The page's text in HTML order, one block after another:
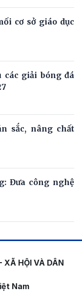
cơ sở giáo dục
các giải bóng đá
sắc, nâng chất
Đưa công nghệ
XÃ HỘI VÀ DÂN
Nam